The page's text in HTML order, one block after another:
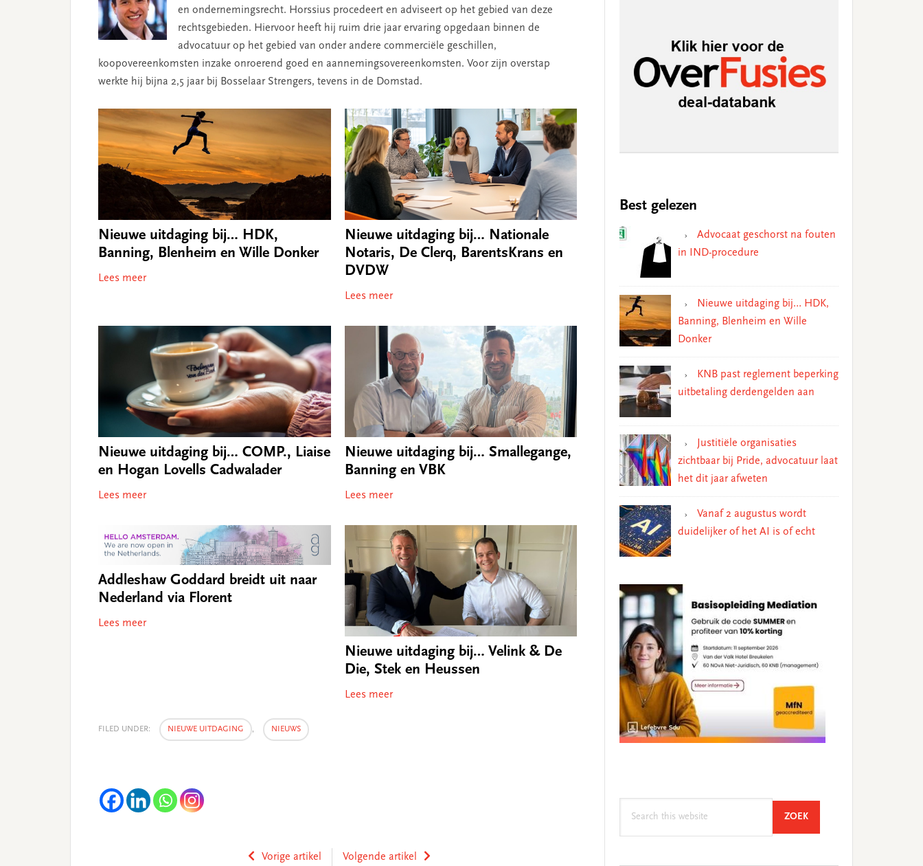
en ondernemingsrecht. Horssius procedeert en adviseert op het gebied van deze
rechtsgebieden. Hiervoor heeft hij ruim drie jaar ervaring opgedaan binnen de
advocatuur op het gebied van onder andere commerciële geschillen,
koopovereenkomsten inzake onroerend goed en aannemingsovereenkomsten. Voor zijn overstap
werkte hij bijna 2,5 jaar bij Bosselaar Strengers, tevens in de Domstad.
Nieuwe uitdaging bij… HDK,
Banning, Blenheim en Wille Donker
Lees meer
Nieuwe uitdaging bij… Nationale
Notaris, De Clerq, BarentsKrans en
DVDW
Lees meer
Nieuwe uitdaging bij… COMP., Liaise
en Hogan Lovells Cadwalader
Lees meer
Nieuwe uitdaging bij… Smallegange,
Banning en VBK
Lees meer
Addleshaw Goddard breidt uit naar
Nederland via Florent
Lees meer
Nieuwe uitdaging bij… Velink & De
Die, Stek en Heussen
Lees meer
FILED UNDER: NIEUWE UITDAGING , NIEUWS
Vorige artikel
Volgende artikel
Best gelezen
Advocaat geschorst na fouten
in IND-procedure
Nieuwe uitdaging bij… HDK,
Banning, Blenheim en Wille
Donker
KNB past reglement beperking
uitbetaling derdengelden aan
Justitiële organisaties
zichtbaar bij Pride, advocatuur laat
het dit jaar afweten
Vanaf 2 augustus wordt
duidelijker of het AI is of echt
ZOEKSEARCH